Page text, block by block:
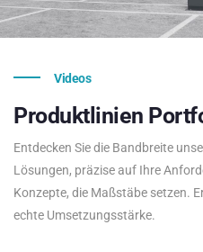
Videos
Produktlinien
Entdecken Sie die Bandbreite
Lösungen, präzise auf Ihre
Konzepte, die Maßstäbe setzen.
echte Umsetzungsstärke.